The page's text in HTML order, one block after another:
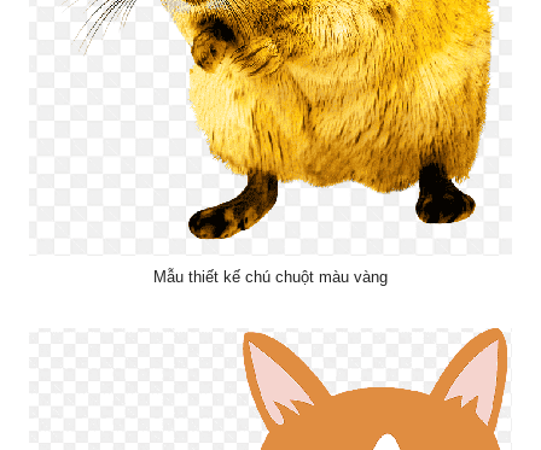
Mẫu thiết kế chú chuột màu vàng